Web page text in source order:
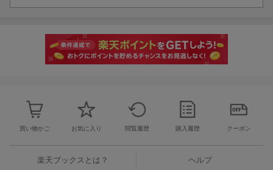
買い物かご お気に入り 閲覧履歴 購入履歴 クーポン
楽天ブックスとは？ ヘルプ